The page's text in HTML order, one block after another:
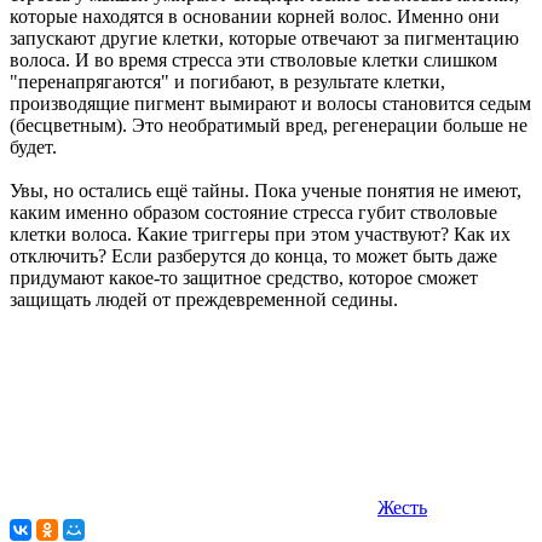
которые находятся в основании корней волос. Именно они
запускают другие клетки, которые отвечают за пигментацию
волоса. И во время стресса эти стволовые клетки слишком
"перенапрягаются" и погибают, в результате клетки,
производящие пигмент вымирают и волосы становится седым
(бесцветным). Это необратимый вред, регенерации больше не
будет.
Увы, но остались ещё тайны. Пока ученые понятия не имеют,
каким именно образом состояние стресса губит стволовые
клетки волоса. Какие триггеры при этом участвуют? Как их
отключить? Если разберутся до конца, то может быть даже
придумают какое-то защитное средство, которое сможет
защищать людей от преждевременной седины.
Жесть